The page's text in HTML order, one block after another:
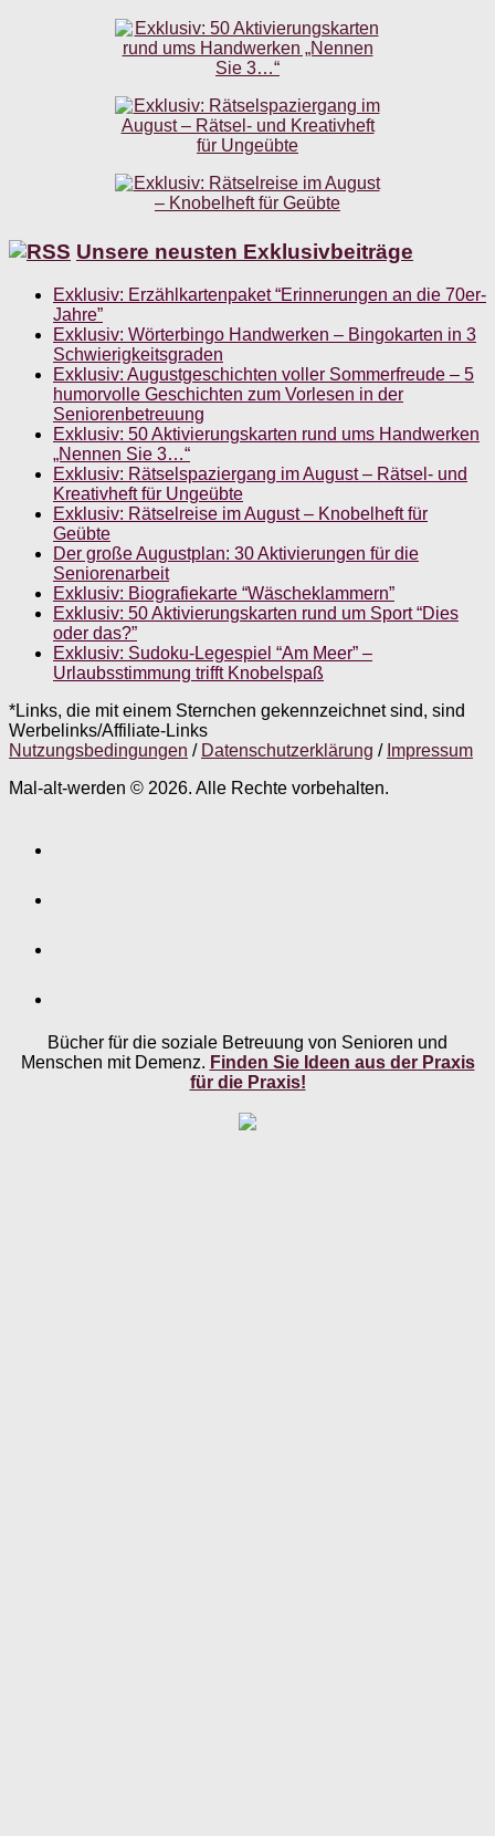
Unsere neusten Exklusivbeiträge
Exklusiv: Erzählkartenpaket “Erinnerungen an die 70er-
Jahre”
Exklusiv: Wörterbingo Handwerken – Bingokarten in 3
Schwierigkeitsgraden
Exklusiv: Augustgeschichten voller Sommerfreude – 5
humorvolle Geschichten zum Vorlesen in der
Seniorenbetreuung
Exklusiv: 50 Aktivierungskarten rund ums Handwerken
„Nennen Sie 3…“
Exklusiv: Rätselspaziergang im August – Rätsel- und
Kreativheft für Ungeübte
Exklusiv: Rätselreise im August – Knobelheft für
Geübte
Der große Augustplan: 30 Aktivierungen für die
Seniorenarbeit
Exklusiv: Biografiekarte “Wäscheklammern”
Exklusiv: 50 Aktivierungskarten rund um Sport “Dies
oder das?”
Exklusiv: Sudoku-Legespiel “Am Meer” –
Urlaubsstimmung trifft Knobelspaß
*Links, die mit einem Sternchen gekennzeichnet sind, sind
Werbelinks/Affiliate-Links
Nutzungsbedingungen / Datenschutzerklärung / Impressum
Mal-alt-werden © 2026. Alle Rechte vorbehalten.
Bücher für die soziale Betreuung von Senioren und
Menschen mit Demenz. Finden Sie Ideen aus der Praxis
für die Praxis!